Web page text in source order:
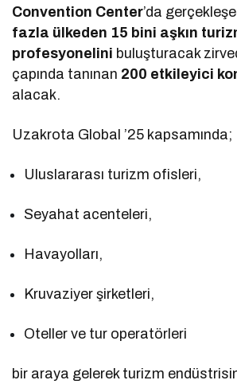
Convention Center’da
fazla ülkeden 15 bini aşkın
profesyonelini buluşturacak
çapında tanınan 200 etkileyici
alacak.
Uzakrota Global ’25 kapsamında;
Uluslararası turizm ofisleri,
Seyahat acenteleri,
Havayolları,
Kruvaziyer şirketleri,
Oteller ve tur operatörleri
bir araya gelerek turizm